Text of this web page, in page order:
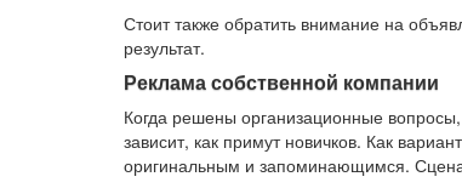
Стоит также обратить внимание на
результат.
Реклама собственной компании
Когда решены организационные
зависит, как примут новичков. Как
оригинальным и запоминающимся.